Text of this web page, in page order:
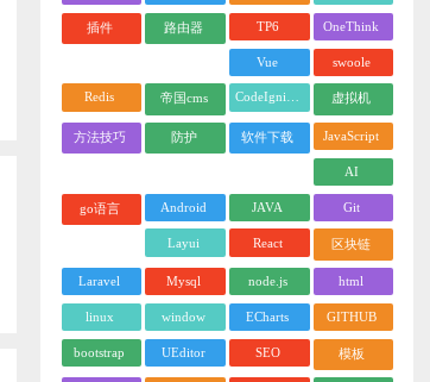
插件 路由器 TP6 OneThink
Vue swoole
Redis 帝国cms CodeIgniter 虚拟机
方法技巧 防护 软件下载 JavaScript
AI
go语言 Android JAVA Git
Layui React 区块链
Laravel Mysql node.js html
linux window ECharts GITHUB
bootstrap UEditor SEO 模板